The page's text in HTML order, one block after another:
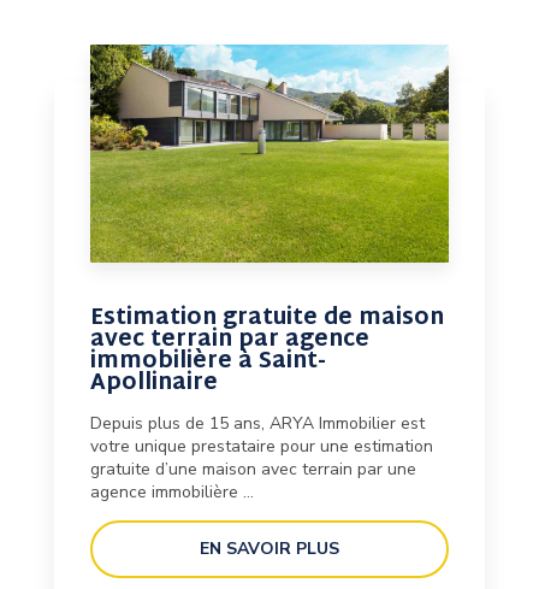
Estimation gratuite de maison
avec terrain par agence
immobilière à Saint-
Apollinaire
Depuis plus de 15 ans, ARYA Immobilier est
votre unique prestataire pour une estimation
gratuite d’une maison avec terrain par une
agence immobilière ...
EN SAVOIR PLUS